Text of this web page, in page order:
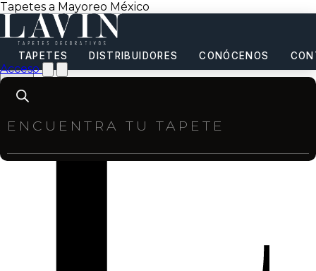
Tapetes a Mayoreo México
TAPETES DISTRIBUIDORES CONÓCENOS
Acceso
Products
search